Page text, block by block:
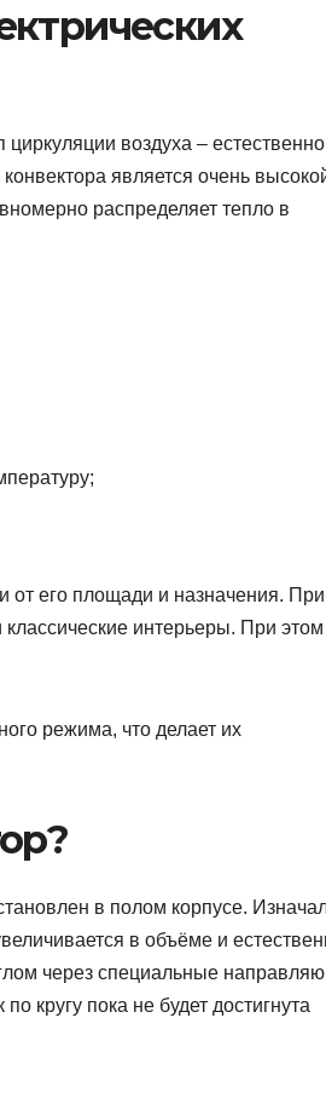
воздуха –
является очень
распределяет тепло в
от его площади и назначения.
интерьеры. При
режима, что делает их
в полом корпусе.
в объёме и
через специальные
кругу пока не будет достигнута